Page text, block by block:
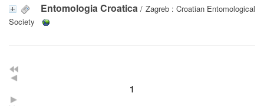
Entomologia Croatica / Zagreb : Croatian Entomological
Society
1